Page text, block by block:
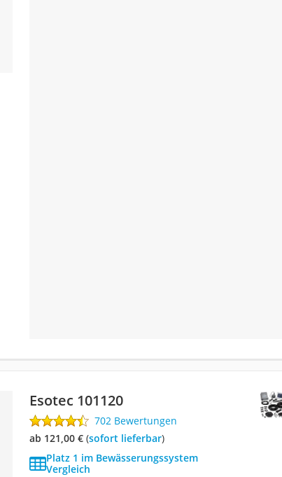
Esotec 101120
702 Bewertungen
ab 121,00 €( Sofort lieferbar)
Platz 1 im Bewässerungssystem
Vergleich